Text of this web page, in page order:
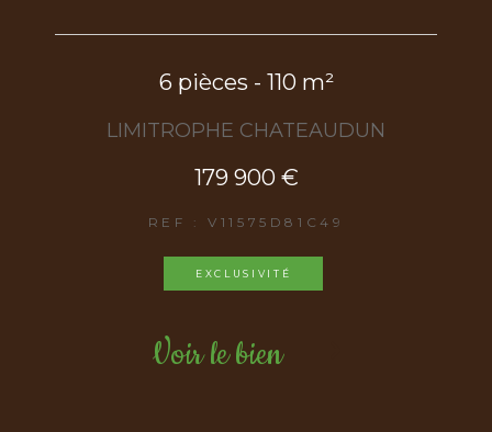
6 pièces - 110 m²
LIMITROPHE CHATEAUDUN
179 900 €
REF : V11575D81C49
EXCLUSIVITÉ
Voir le bien